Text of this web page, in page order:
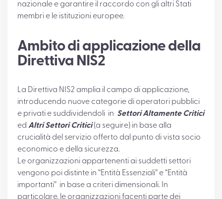
nazionale e garantire il raccordo con gli altri Stati
membri e le istituzioni europee.
Ambito di applicazione della
Direttiva NIS2
La Direttiva NIS2 amplia il campo di applicazione,
introducendo nuove categorie di operatori pubblici
e privati e suddividendoli in Settori Altamente Critici
ed Altri Settori Critici(a seguire) in base alla
crucialità del servizio offerto dal punto di vista socio
economico e della sicurezza.
Le organizzazioni appartenenti ai suddetti settori
vengono poi distinte in “Entità Essenziali” e “Entità
importanti” in base a criteri dimensionali. In
particolare, le organizzazioni facenti parte dei